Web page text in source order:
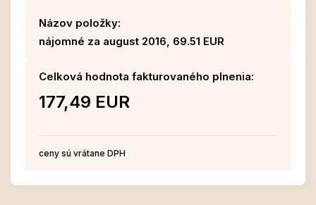
Názov položky:
nájomné za august 2016, 69.51 EUR
Celková hodnota fakturovaného plnenia:
177,49 EUR
ceny sú vrátane DPH